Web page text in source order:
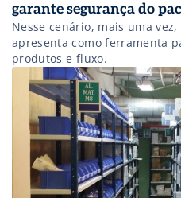
garante segurança do
Nesse cenário, mais uma
apresenta como ferramenta
produtos e fluxo.